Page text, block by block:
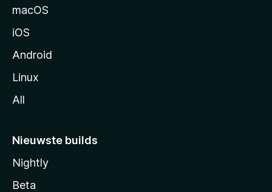
macOS
iOS
Android
Linux
All
Nieuwste builds
Nightly
Beta